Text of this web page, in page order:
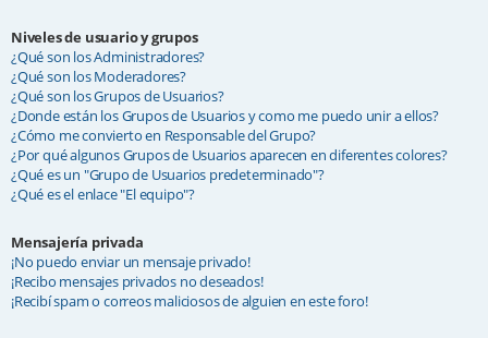
Niveles de usuario y grupos
¿Qué son los Administradores?
¿Qué son los Moderadores?
¿Qué son los Grupos de Usuarios?
¿Donde están los Grupos de Usuarios y como me puedo unir a ellos?
¿Cómo me convierto en Responsable del Grupo?
¿Por qué algunos Grupos de Usuarios aparecen en diferentes colores?
¿Qué es un "Grupo de Usuarios predeterminado"?
¿Qué es el enlace "El equipo"?
Mensajería privada
¡No puedo enviar un mensaje privado!
¡Recibo mensajes privados no deseados!
¡Recibí spam o correos maliciosos de alguien en este foro!